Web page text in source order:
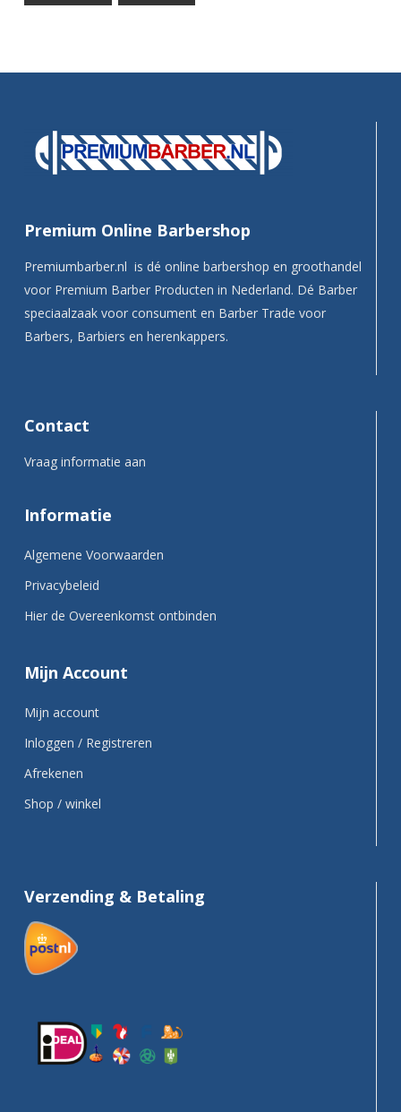
Premium Online Barbershop
Premiumbarber.nl is dé online barbershop en groothandel
voor Premium Barber Producten in Nederland. Dé Barber
speciaalzaak voor consument en Barber Trade voor
Barbers, Barbiers en herenkappers.
Contact
Vraag informatie aan
Informatie
Algemene Voorwaarden
Privacybeleid
Hier de Overeenkomst ontbinden
Mijn Account
Mijn account
Inloggen / Registreren
Afrekenen
Shop / winkel
Verzending & Betaling